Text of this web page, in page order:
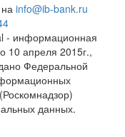
info@ib-bank.ru
- информационная
10 апреля 2015г.,
Федеральной
данных.